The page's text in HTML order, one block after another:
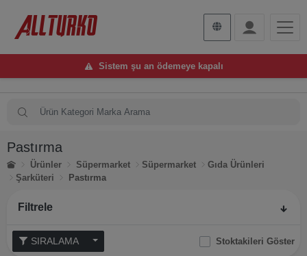
Sistem şu an ödemeye kapalı
Pastırma
Ürünler Süpermarket Süpermarket
Gıda Ürünleri
Şarküteri
Pastırma
Filtrele
Stoktakileri Göster